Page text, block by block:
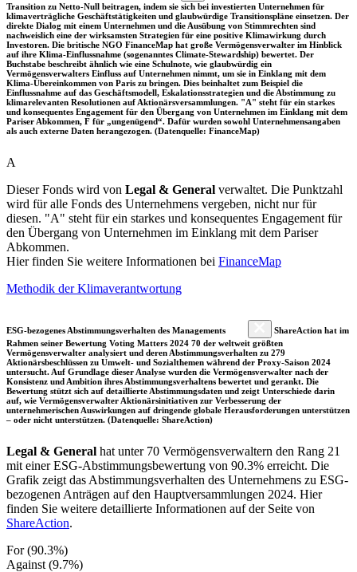
Transition zu Netto-Null beitragen, indem sie sich bei investierten Unternehmen für
klimaverträgliche Geschäftstätigkeiten und glaubwürdige Transitionspläne einsetzen. Der
direkte Dialog mit einem Unternehmen und die Ausübung von Stimmrechten sind
nachweislich eine der wirksamsten Strategien für eine positive Klimawirkung durch
Investoren. Die britische NGO FinanceMap hat große Vermögensverwalter im Hinblick
auf ihre Klima-Einflussnahme (sogenanntes Climate-Stewardship) bewertet. Der
Buchstabe beschreibt ähnlich wie eine Schulnote, wie glaubwürdig ein
Vermögensverwalters Einfluss auf Unternehmen nimmt, um sie in Einklang mit dem
Klima-Übereinkommen von Paris zu bringen. Dies beinhaltet zum Beispiel die
Einflussnahme auf das Geschäftsmodell, Eskalationsstrategien und die Abstimmung zu
klimarelevanten Resolutionen auf Aktionärsversammlungen. "A" steht für ein starkes
und konsequentes Engagement für den Übergang von Unternehmen im Einklang mit dem
Pariser Abkommen, F für „ungenügend“. Dafür wurden sowohl Unternehmensangaben
als auch externe Daten herangezogen. (Datenquelle: FinanceMap)
A
Dieser Fonds wird von Legal & General verwaltet. Die Punktzahl
wird für alle Fonds des Unternehmens vergeben, nicht nur für
diesen. "A" steht für ein starkes und konsequentes Engagement für
den Übergang von Unternehmen im Einklang mit dem Pariser
Abkommen.
Hier finden Sie weitere Informationen bei FinanceMap
Methodik der Klimaverantwortung
ESG-bezogenes Abstimmungsverhalten des Managements
ShareAction hat im
Rahmen seiner Bewertung Voting Matters 2024 70 der weltweit größten
Vermögensverwalter analysiert und deren Abstimmungsverhalten zu 279
Aktionärsbeschlüssen zu Umwelt- und Sozialthemen während der Proxy-Saison 2024
untersucht. Auf Grundlage dieser Analyse wurden die Vermögensverwalter nach der
Konsistenz und Ambition ihres Abstimmungsverhaltens bewertet und gerankt. Die
Bewertung stützt sich auf detaillierte Abstimmungsdaten und zeigt Unterschiede darin
auf, wie Vermögensverwalter Aktionärsinitiativen zur Verbesserung der
unternehmerischen Auswirkungen auf dringende globale Herausforderungen unterstützen
– oder nicht unterstützen. (Datenquelle: ShareAction)
Legal & General hat unter 70 Vermögensverwaltern den Rang 21
mit einer ESG-Abstimmungsbewertung von 90.3% erreicht. Die
Grafik zeigt das Abstimmungsverhalten des Unternehmens zu ESG-
bezogenen Anträgen auf den Hauptversammlungen 2024. Hier
finden Sie weitere detaillierte Informationen auf der Seite von
ShareAction.
For (90.3%)
Against (9.7%)